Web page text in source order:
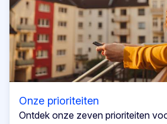
Onze prioriteiten
Ontdek onze zeven prioriteiten